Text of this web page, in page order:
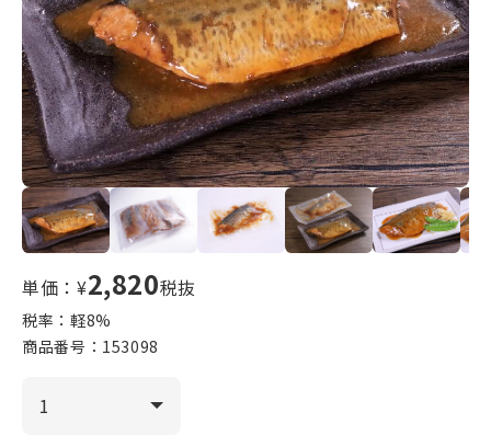
単価：¥2,820税抜
税率：軽8%
商品番号： 153098